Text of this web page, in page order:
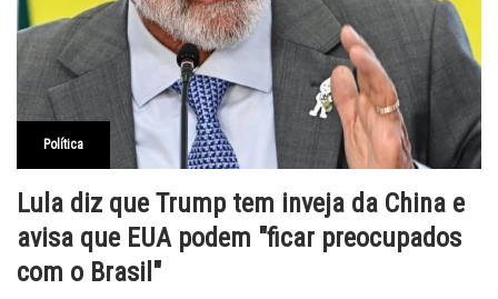
Política
Lula diz que Trump tem inveja da China e
avisa que EUA podem "ficar preocupados
com o Brasil"